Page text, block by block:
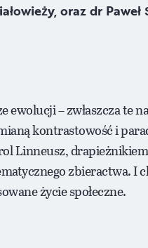
oraz dr
– zwłaszcza te
kontrastowość i
Linneusz,
zbieractwa. I
życie społeczne.